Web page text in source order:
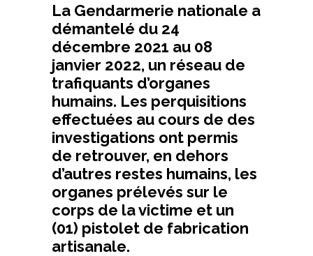
La Gendarmerie nationale a
démantelé du 24
décembre 2021 au 08
janvier 2022, un réseau de
trafiquants d’organes
humains. Les perquisitions
effectuées au cours de des
investigations ont permis
de retrouver, en dehors
d’autres restes humains, les
organes prélevés sur le
corps de la victime et un
(01) pistolet de fabrication
artisanale.